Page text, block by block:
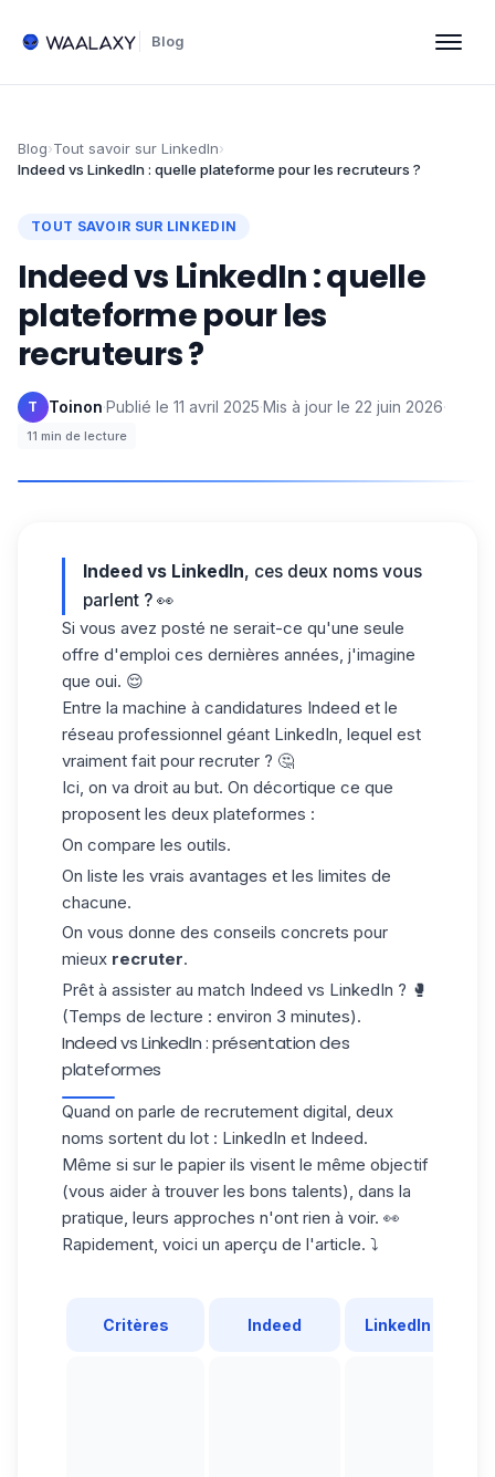
Blog
Blog›Tout savoir sur LinkedIn›
Indeed vs LinkedIn : quelle plateforme pour les recruteurs ?
TOUT SAVOIR SUR LINKEDIN
Indeed vs LinkedIn : quelle
plateforme pour les
recruteurs ?
T Toinon·Publié le 11 avril 2025·Mis à jour le 22 juin 2026·
11 min de lecture
Indeed vs LinkedIn, ces deux noms vous
parlent ? 👀
Si vous avez posté ne serait-ce qu'une seule
offre d'emploi ces dernières années, j'imagine
que oui. 😌
Entre la machine à candidatures Indeed et le
réseau professionnel géant LinkedIn, lequel est
vraiment fait pour recruter ? 🤔
Ici, on va droit au but. On décortique ce que
proposent les deux plateformes :
On compare les outils.
On liste les vrais avantages et les limites de
chacune.
On vous donne des conseils concrets pour
mieux recruter.
Prêt à assister au match Indeed vs LinkedIn ? 🥊
(Temps de lecture : environ 3 minutes).
Indeed vs LinkedIn : présentation des
plateformes
Quand on parle de recrutement digital, deux
noms sortent du lot : LinkedIn et Indeed.
Même si sur le papier ils visent le même objectif
(vous aider à trouver les bons talents), dans la
pratique, leurs approches n'ont rien à voir. 👀
Rapidement, voici un aperçu de l'article. ⤵️
Critères Indeed LinkedIn